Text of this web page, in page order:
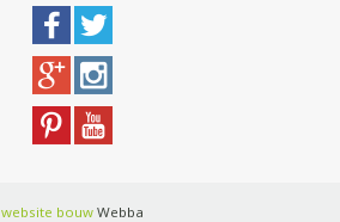
website bouwWebba